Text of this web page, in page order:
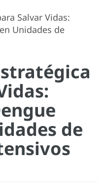
Salvar Vidas:
Unidades de
de